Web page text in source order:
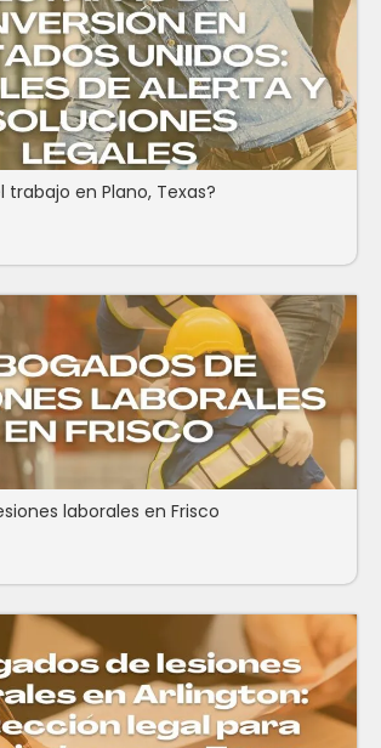
trabajo en Plano, Texas?
laborales en Frisco